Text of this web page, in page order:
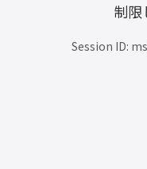
制限
Session ID: